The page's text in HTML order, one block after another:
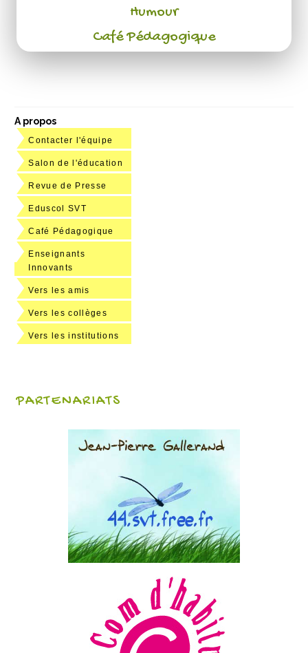
Humour
Café Pédagogique
A propos
Contacter l'équipe
Salon de l'éducation
Revue de Presse
Eduscol SVT
Café Pédagogique
Enseignants
Innovants
Vers les amis
Vers les collèges
Vers les institutions
PARTENARIATS